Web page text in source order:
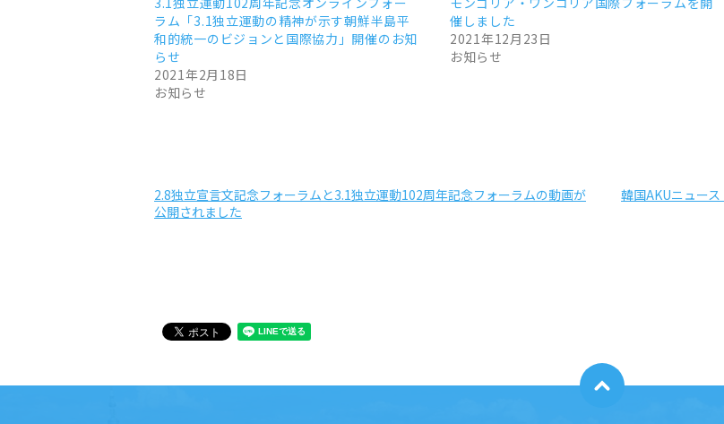
ラム「3.1独立運動の精神が示す朝鮮半島平
和的統一のビジョンと国際協力」開催のお知
らせ
2021年2月18日
お知らせ
催しました
2021年12月23日
お知らせ
2.8独立宣言文記念フォーラムと3.1独立運動102周年記念フォーラムの動画が
公開されました
韓国AKUニュー